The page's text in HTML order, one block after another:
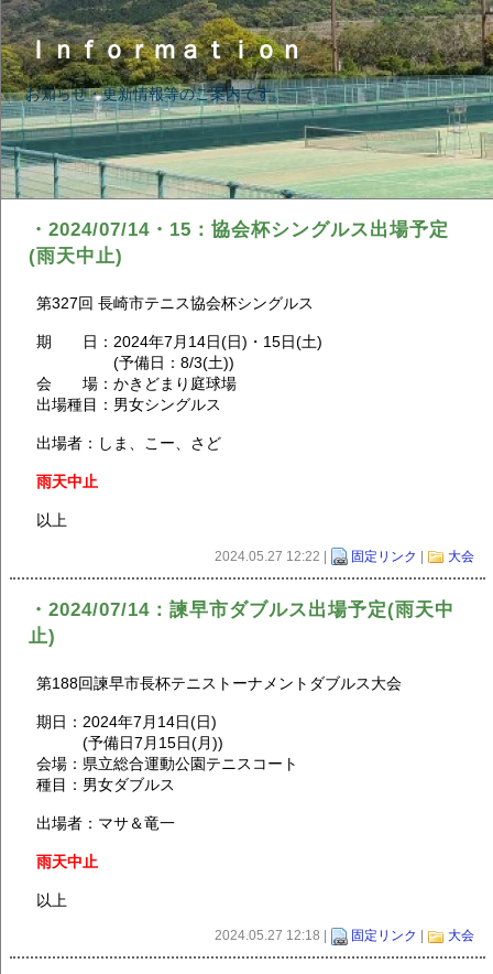
Ｉｎｆｏｒｍａｔｉｏｎ
お知らせ・更新情報等のご案内です。
・2024/07/14・15：協会杯シングルス出場予定
(雨天中止)
第327回 長崎市テニス協会杯シングルス
期 日：2024年7月14日(日)・15日(土)
(予備日：8/3(土))
会 場：かきどまり庭球場
出場種目：男女シングルス
出場者：しま、こー、さど
雨天中止
以上
2024.05.27 12:22 | 固定リンク | 大会
・2024/07/14：諫早市ダブルス出場予定(雨天中
止)
第188回諫早市長杯テニストーナメントダブルス大会
期日：2024年7月14日(日)
(予備日7月15日(月))
会場：県立総合運動公園テニスコート
種目：男女ダブルス
出場者：マサ＆竜一
雨天中止
以上
2024.05.27 12:18 | 固定リンク 大会